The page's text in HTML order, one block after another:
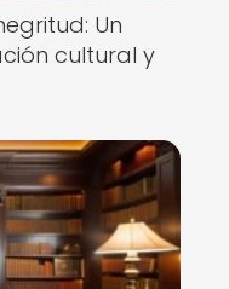
Un
cultural y